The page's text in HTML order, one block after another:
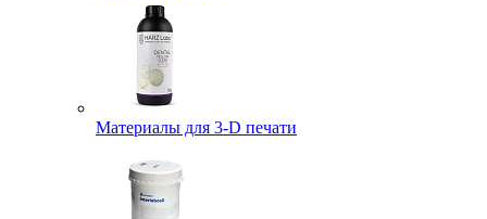
Материалы для 3-D печати